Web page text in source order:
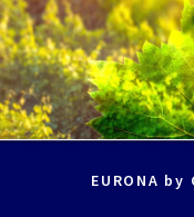
EURONA by